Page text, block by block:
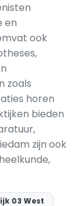
en
ook
zoals
horen
bieden
zijn ook
03 West